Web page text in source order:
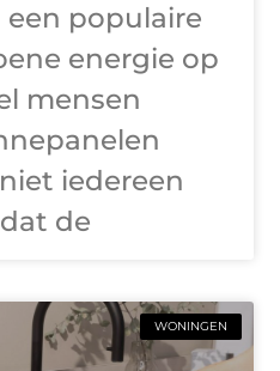
populaire
energie op
mensen
iedereen
de
WONINGEN